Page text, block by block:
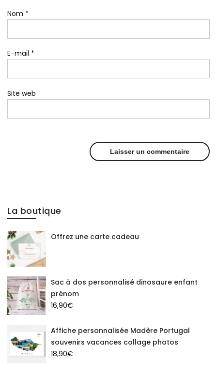
Nom *
E-mail *
Site web
La boutique
Offrez une carte cadeau
Sac à dos personnalisé dinosaure enfant
prénom
16,90€
Affiche personnalisée Madère Portugal
souvenirs vacances collage photos
18,90€